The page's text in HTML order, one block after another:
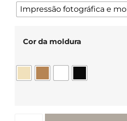
Impressão fotográfica e
Cor da moldura